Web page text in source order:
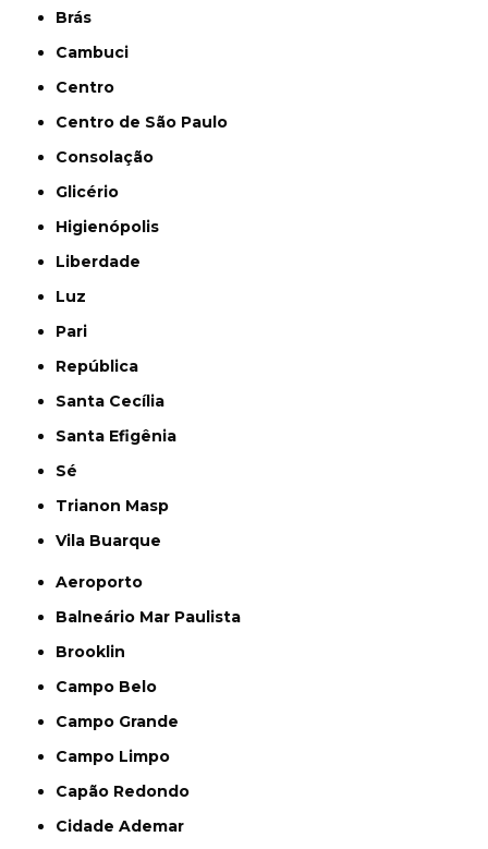
Brás
Cambuci
Centro
Centro de São Paulo
Consolação
Glicério
Higienópolis
Liberdade
Luz
Pari
República
Santa Cecília
Santa Efigênia
Sé
Trianon Masp
Vila Buarque
Aeroporto
Balneário Mar Paulista
Brooklin
Campo Belo
Campo Grande
Campo Limpo
Capão Redondo
Cidade Ademar